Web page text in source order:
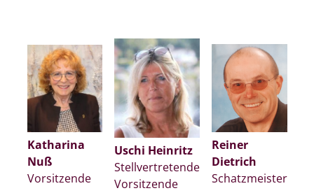
Katharina
Nuß
Vorsitzende
Uschi Heinritz
Stellvertretende
Vorsitzende
Reiner
Dietrich
Schatzmeister